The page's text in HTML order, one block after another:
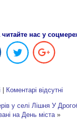
читайте нас у
| Коментарі відсутні
у селі Лішня У
на День міста »